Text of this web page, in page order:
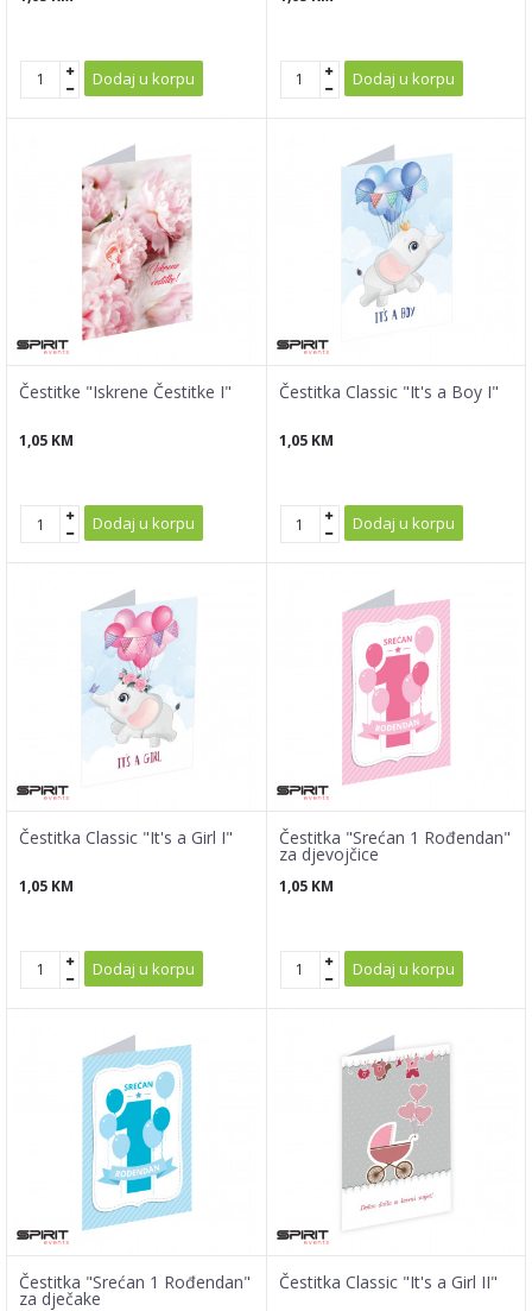
Dodaj u korpu Dodaj u korpu
Čestitke "Iskrene Čestitke I"
1,05 KM
Dodaj u korpu
Čestitka Classic "It's a Boy I"
1,05 KM
Dodaj u korpu
Čestitka Classic "It's a Girl I"
1,05 KM
Dodaj u korpu
Čestitka "Srećan 1 Rođendan"
za djevojčice
1,05 KM
Dodaj u korpu
Čestitka "Srećan 1 Rođendan"
za dječake
Čestitka Classic "It's a Girl II"